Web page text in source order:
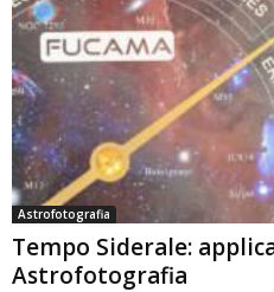
Astrofotografia
Tempo Siderale:
Astrofotografia